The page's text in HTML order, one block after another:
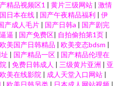
精品视频区1 | 黄片三级网站 | 激情
日本在线 | 国产午夜精品福利 | 伊
产成人毛片 | 国产日韩a | 国产剧完
逼 | 国产免费区| 自拍偷拍第1页 |
欧美国产日韩精品 | 欧美变态bdsm |
| 国产精品一区 | 国产精品伦理在
| 免费日韩成人 | 三级黄片亚洲 | 亚
美在线影院 | 成人天堂入口网站 |
| 欧美日韩另类 | 日本成人网站视频 |